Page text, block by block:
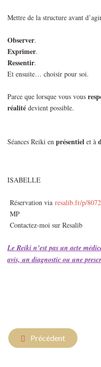
Mettre de la structure avant
Observer.
Exprimer.
Ressentir.
Et ensuite… choisir pour soi.
Parce que lorsque vous vous
réalité devient possible.
Séances Reiki en présentiel et à
ISABELLE
Réservation via resalib.fr/p/
MP
Contactez-moi sur Resalib
Le Reiki n’est pas un acte
avis, un diagnostic ou une
Article précédent : " 5
Précédent